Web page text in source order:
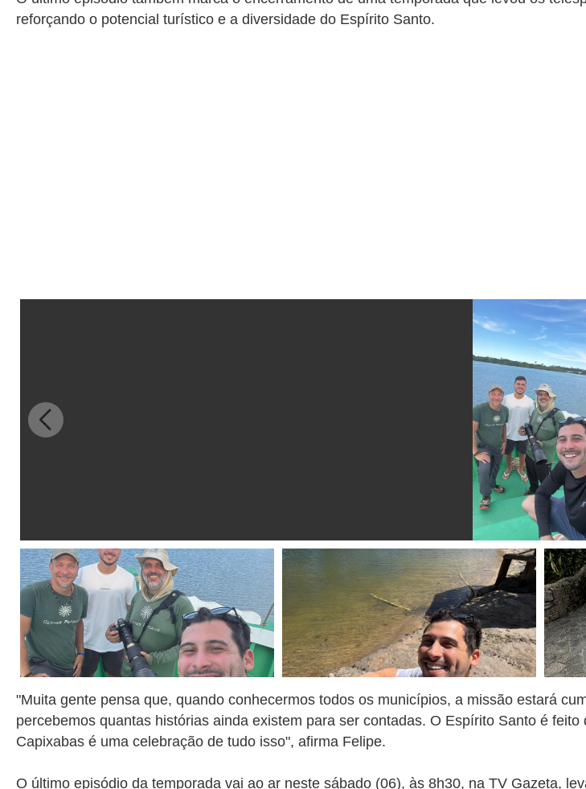
reforçando o potencial turístico e a diversidade do Espírito Santo.
"Muita gente pensa que, quando conhecermos todos os municípios, a missão estará
percebemos quantas histórias ainda existem para ser contadas. O Espírito Santo é
Capixabas é uma celebração de tudo isso", afirma Felipe.
O último episódio da temporada vai ao ar neste sábado (06), às 8h30, na TV Gazeta,